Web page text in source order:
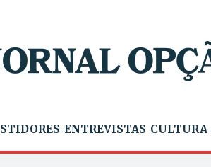
ENTREVISTAS CULTURA